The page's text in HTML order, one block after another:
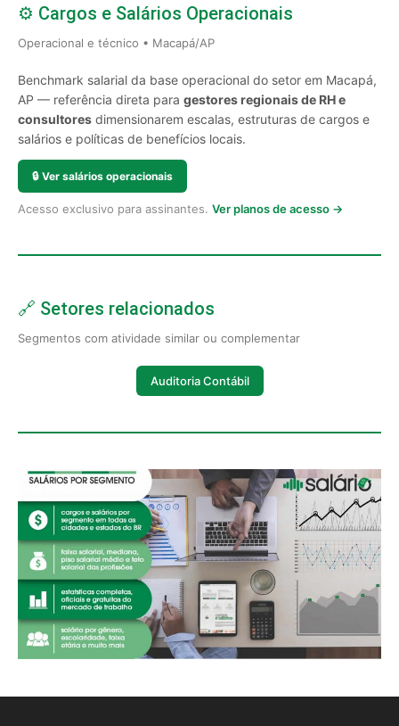
⚙️ Cargos e Salários Operacionais
Operacional e técnico • Macapá/AP
Benchmark salarial da base operacional do setor em Macapá,
AP — referência direta para gestores regionais de RH e
consultores dimensionarem escalas, estruturas de cargos e
salários e políticas de benefícios locais.
🔒 Ver salários operacionais
Acesso exclusivo para assinantes. Ver planos de acesso →
🔗 Setores relacionados
Segmentos com atividade similar ou complementar
Auditoria Contábil